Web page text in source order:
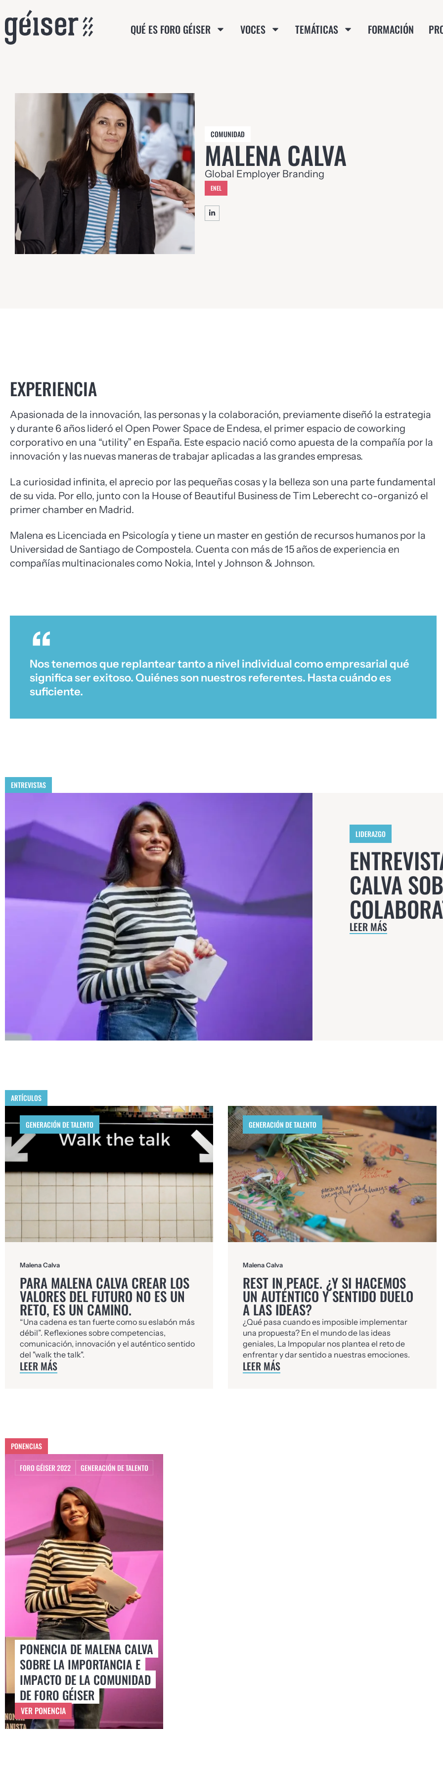
QUÉ ES FORO GÉISER VOCES TEMÁTICAS FORMACIÓN
COMUNIDAD
MALENA CALVA
Global Employer Branding
ENEL
EXPERIENCIA
Apasionada de la innovación, las personas y la colaboración, previamente diseñó la estrategia
y durante 6 años lideró el Open Power Space de Endesa, el primer espacio de coworking
corporativo en una “utility” en España. Este espacio nació como apuesta de la compañía por la
innovación y las nuevas maneras de trabajar aplicadas a las grandes empresas.
La curiosidad infinita, el aprecio por las pequeñas cosas y la belleza son una parte fundamental
de su vida. Por ello, junto con la House of Beautiful Business de Tim Leberecht co-organizó el
primer chamber en Madrid.
Malena es Licenciada en Psicología y tiene un master en gestión de recursos humanos por la
Universidad de Santiago de Compostela. Cuenta con más de 15 años de experiencia en
compañías multinacionales como Nokia, Intel y Johnson & Johnson.
Nos tenemos que replantear tanto a nivel individual como empresarial qué
significa ser exitoso. Quiénes son nuestros referentes. Hasta cuándo es
suficiente.
ENTREVISTAS
LIDERAZGO
CALVA
LEER MÁS
ARTÍCULOS
GENERACIÓN DE TALENTO
Malena Calva
PARA MALENA CALVA CREAR LOS
VALORES DEL FUTURO NO ES UN
RETO, ES UN CAMINO.
“Una cadena es tan fuerte como su eslabón más
débil”. Reflexiones sobre competencias,
comunicación, innovación y el auténtico sentido
del "walk the talk".
LEER MÁS
GENERACIÓN DE TALENTO
Malena Calva
REST IN PEACE. ¿Y SI HACEMOS
UN AUTÉNTICO Y SENTIDO DUELO
A LAS IDEAS?
¿Qué pasa cuando es imposible implementar
una propuesta? En el mundo de las ideas
geniales, La Impopular nos plantea el reto de
enfrentar y dar sentido a nuestras emociones.
LEER MÁS
PONENCIAS
FORO GÉISER 2022 GENERACIÓN DE TALENTO
PONENCIA DE MALENA CALVA
SOBRE LA IMPORTANCIA E
IMPACTO DE LA COMUNIDAD
DE FORO GÉISER
VER PONENCIA